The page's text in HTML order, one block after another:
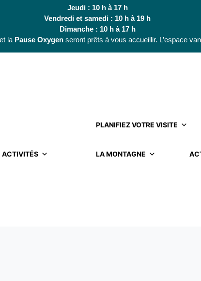
Jeudi : 10 h à 17 h
Vendredi et samedi : 10 h à 19 h
Dimanche : 10 h à 17 h
la Pause Oxygenseront prêts à vous accueillir. L’espace
ACTIVITÉS
PLANIFIEZ VOTRE VISITE
LA MONTAGNE